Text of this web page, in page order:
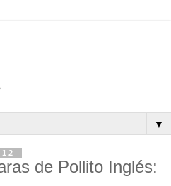
▼
de Pollito Inglés: